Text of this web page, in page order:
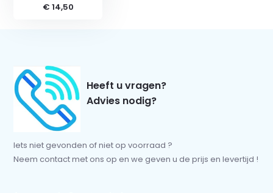
€ 14,50
Heeft u vragen?
Advies nodig?
Iets niet gevonden of niet op voorraad ?
Neem contact met ons op en we geven u de prijs en levertijd !